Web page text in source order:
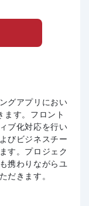
グアプリにおい
ます。フロント
ブ化対応を行い
びビジネスチー
す。プロジェク
携わりながらユ
だきます。